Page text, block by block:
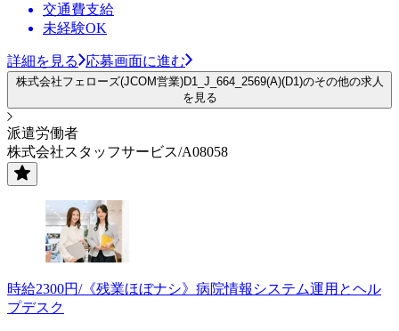
交通費支給
未経験OK
詳細を見る 応募画面に進む
株式会社フェローズ(JCOM営業)D1_J_664_2569(A)(D1)のその他の求人
を見る
派遣労働者
株式会社スタッフサービス/A08058
時給2300円/《残業ほぼナシ》病院情報システム運用とヘル
プデスク